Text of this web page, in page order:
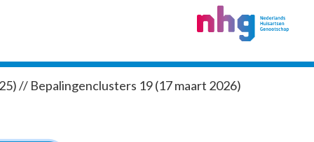
// Bepalingenclusters 19 (17 maart 2026)